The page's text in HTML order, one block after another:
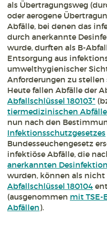
als Übertragungsweg
oder aerogene
Abfälle, bei denen das
durch anerkannte
wurde, durften als B-
Entsorgung aus
umwelthygienischer
Anforderungen zu stellen
Heute fallen Abfälle der
Abfallschlüssel 180103*
tiermedizinischen
nun nach den
Infektionsschutzgesetzes
Bundesseuchengesetz
infektiöse Abfälle, die
anerkannten
wurden, können als
Abfallschlüssel 180104
(ausgenommen mit TSE-
Abfällen).